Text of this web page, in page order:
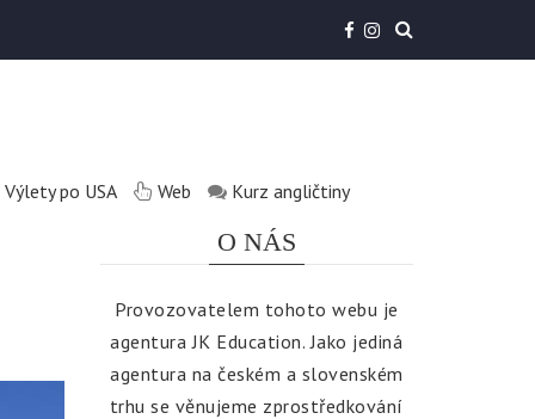
Výlety po USA Web Kurz angličtiny
O NÁS
Provozovatelem tohoto webu je
agenturaJK Education. Jako jediná
agentura na českém a slovenském
trhu se věnujeme zprostředkování